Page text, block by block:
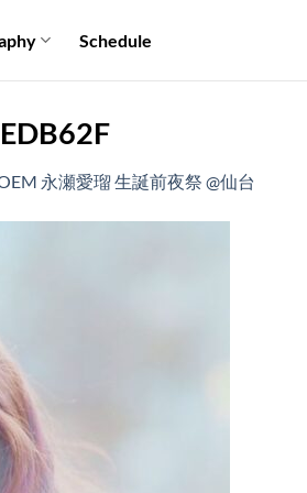
Schedule
永瀬愛瑠 生誕前夜祭 @仙台